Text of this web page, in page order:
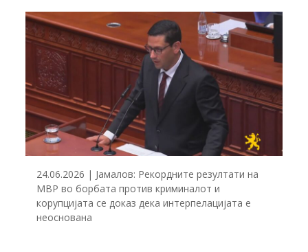
24.06.2026 | Јамалов: Рекордните резултати на
МВР во борбата против криминалот и
корупцијата се доказ дека интерпелацијата е
неоснована